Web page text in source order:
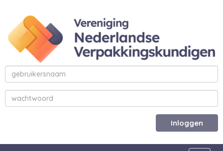
Inloggen